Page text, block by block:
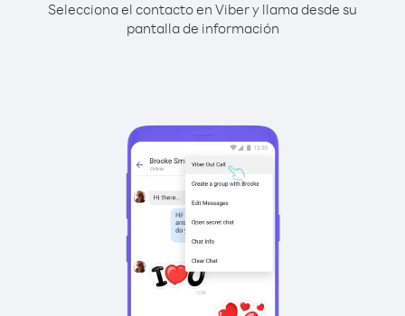
Selecciona el contacto en Viber y llama desde su
pantalla de información